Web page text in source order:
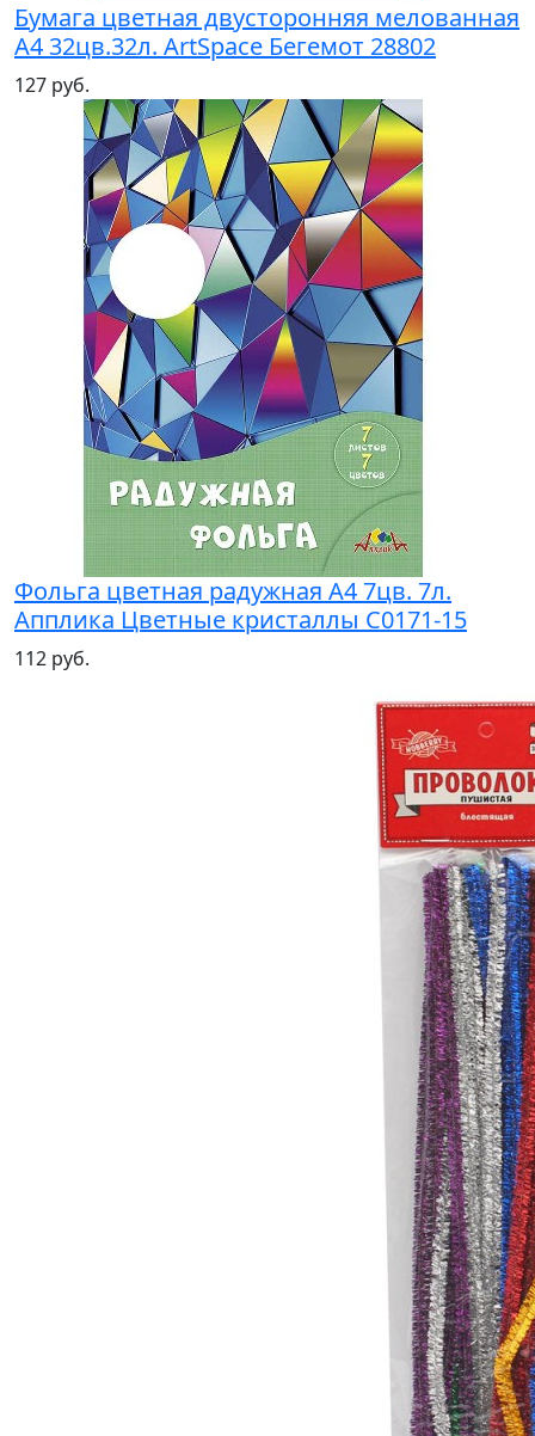
Бумага цветная двусторонняя мелованная
А4 32цв.32л. ArtSpace Бегемот 28802
127 руб.
Фольга цветная радужная А4 7цв. 7л.
Апплика Цветные кристаллы С0171-15
112 руб.